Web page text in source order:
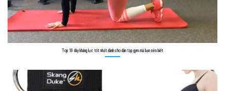
Top 10 dây kháng lực tốt nhất dành cho dân tập gym mà bạn nên biết